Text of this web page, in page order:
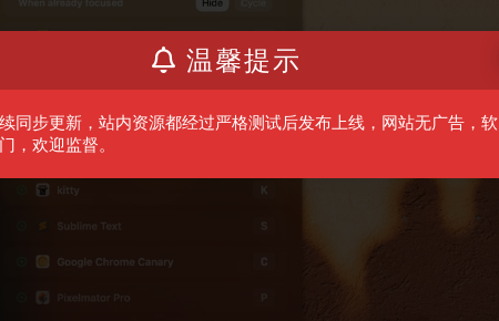
温馨提示
同步更新，站内资源都经过严格测试后发布上线，网站无广告，软
，欢迎监督。